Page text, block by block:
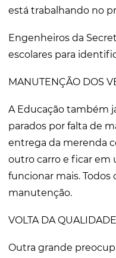
está trabalhando no
Engenheiros da
escolares para
MANUTENÇÃO DOS
A Educação também
parados por falta de
entrega da merenda
outro carro e ficar em
funcionar mais.
manutenção.
VOLTA DA
Outra grande